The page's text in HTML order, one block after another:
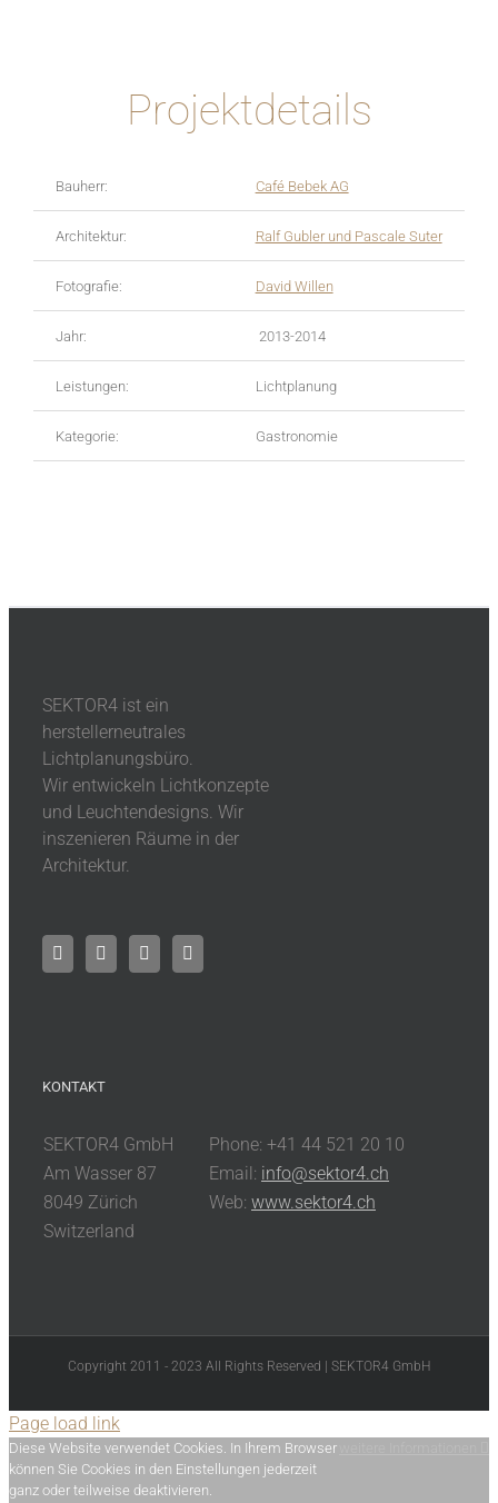
Projektdetails
Bauherr: Café Bebek AG
Architektur: Ralf Gubler und Pascale Suter
Fotografie: David Willen
Jahr: 2013-2014
Leistungen: Lichtplanung
Kategorie: Gastronomie
SEKTOR4 ist ein
herstellerneutrales
Lichtplanungsbüro.
Wir entwickeln Lichtkonzepte
und Leuchtendesigns. Wir
inszenieren Räume in der
Architektur.
KONTAKT
SEKTOR4 GmbH
Phone: +41 44 521 20 10
Am Wasser 87
Email: info@sektor4.ch
8049 Zürich
Web: www.sektor4.ch
Switzerland
Copyright 2011 - 2023 All Rights Reserved | SEKTOR4 GmbH
Page load link
Diese Website verwendet Cookies. In Ihrem Browser
können Sie Cookies in den Einstellungen jederzeit
ganz oder teilweise deaktivieren.